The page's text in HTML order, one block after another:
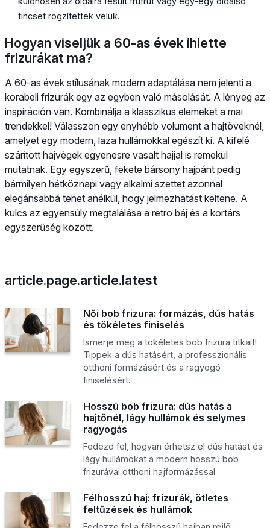
tincset rögzítettek velük.
Hogyan viseljük a 60-as évek ihlette
frizurákat ma?
A 60-as évek stílusának modern adaptálása nem jelenti a
korabeli frizurák egy az egyben való másolását. A lényeg az
inspiráción van. Kombinálja a klasszikus elemeket a mai
trendekkel! Válasszon egy enyhébb volument a hajtöveknél,
amelyet egy modern, laza hullámokkal egészít ki. A kifelé
szárított hajvégek egyenesre vasalt hajjal is remekül
mutatnak. Egy egyszerű, fekete bársony hajpánt pedig
bármilyen hétköznapi vagy alkalmi szettet azonnal
elegánsabbá tehet anélkül, hogy jelmezhatást keltene. A
kulcs az egyensúly megtalálása a retro báj és a kortárs
egyszerűség között.
article.page.article.latest
Női bob frizura: formázás, dús hatás
és tökéletes finiselés
Ismerje meg a tökéletes bob frizura titkait!
Tippek a dús hatásért, a professzionális
otthoni formázásért és a ragyogó
finiselésért.
Hosszú bob frizura: dús hatás a
hajtőnél, lágy hullámok és selymes
ragyogás
Fedezd fel, hogyan érhetsz el dús hatást és
lágy hullámokat a modern hosszú bob
frizurával otthoni hajformázással.
Félhosszú haj: frizurák, ötletes
feltűzések és hullámok